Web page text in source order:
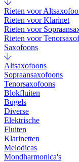
Rieten voor
Rieten voor Klarinet
Rieten voor
Rieten voor
Saxofoons
Altsaxofoons
Sopraansaxofoons
Tenorsaxofoons
Blokfluiten
Bugels
Diverse
Elektrische
Fluiten
Klarinetten
Melodicas
Mondharmonica's